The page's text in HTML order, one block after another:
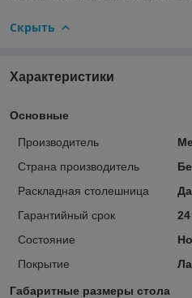
Скрыть
Характеристики
Основные
Производитель
Страна производитель
Раскладная столешница
Да
Гарантийный срок
Состояние
Покрытие
Габаритные размеры стола